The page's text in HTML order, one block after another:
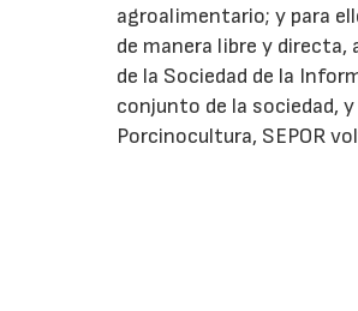
agroalimentario; y para
de manera libre y
de la Sociedad de la
conjunto de la sociedad,
Porcinocultura, SEPOR